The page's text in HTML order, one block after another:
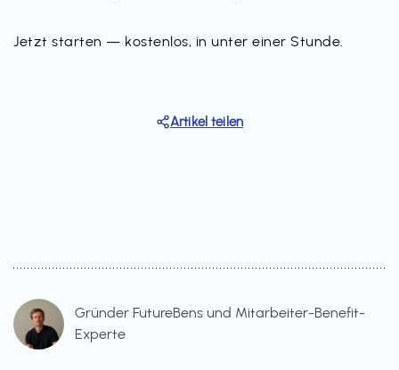
Jetzt starten — kostenlos, in unter einer Stunde.
Artikel teilen
Gründer FutureBens und Mitarbeiter-Benefit-
Experte